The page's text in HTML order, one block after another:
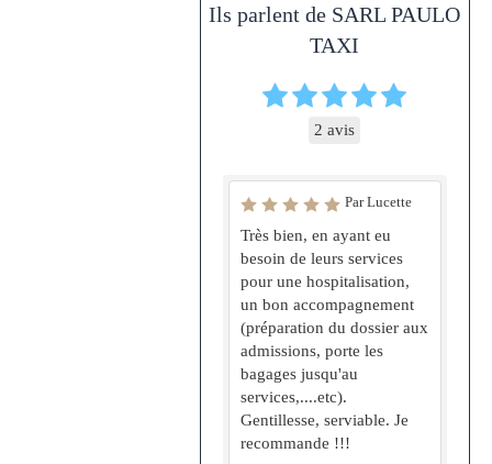
Ils parlent de SARL PAULO
TAXI
2 avis
Par Lucette
Très bien, en ayant eu
besoin de leurs services
pour une hospitalisation,
un bon accompagnement
(préparation du dossier aux
admissions, porte les
bagages jusqu'au
services,....etc).
Gentillesse, serviable. Je
recommande !!!